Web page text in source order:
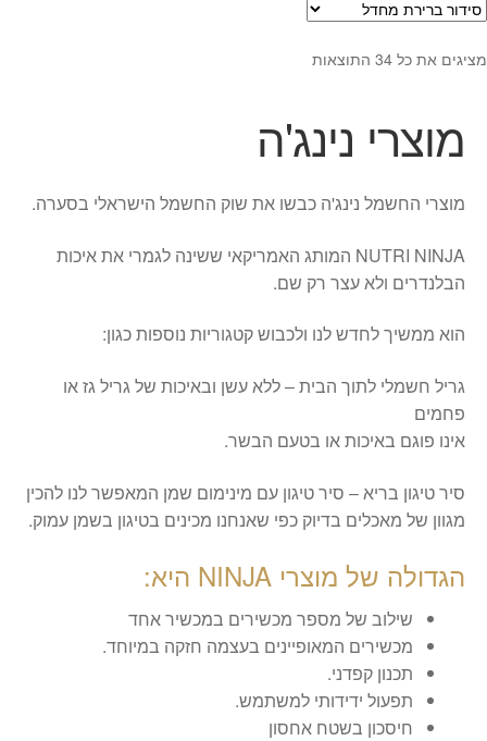
מציגים את כל ⁦34⁩ התוצאות
מוצרי נינג'ה
מוצרי החשמל נינג'ה כבשו את שוק החשמל הישראלי בסערה.
NUTRI NINJA המותג האמריקאי ששינה לגמרי את איכות
הבלנדרים ולא עצר רק שם.
הוא ממשיך לחדש לנו ולכבוש קטגוריות נוספות כגון:
גריל חשמלי לתוך הבית – ללא עשן ובאיכות של גריל גז או
פחמים
אינו פוגם באיכות או בטעם הבשר.
סיר טיגון בריא – סיר טיגון עם מינימום שמן המאפשר לנו להכין
מגוון של מאכלים בדיוק כפי שאנחנו מכינים בטיגון בשמן עמוק.
הגדולה של מוצרי NINJA היא:
שילוב של מספר מכשירים במכשיר אחד
מכשירים המאופיינים בעצמה חזקה במיוחד.
תכנון קפדני.
תפעול ידידותי למשתמש.
חיסכון בשטח אחסון